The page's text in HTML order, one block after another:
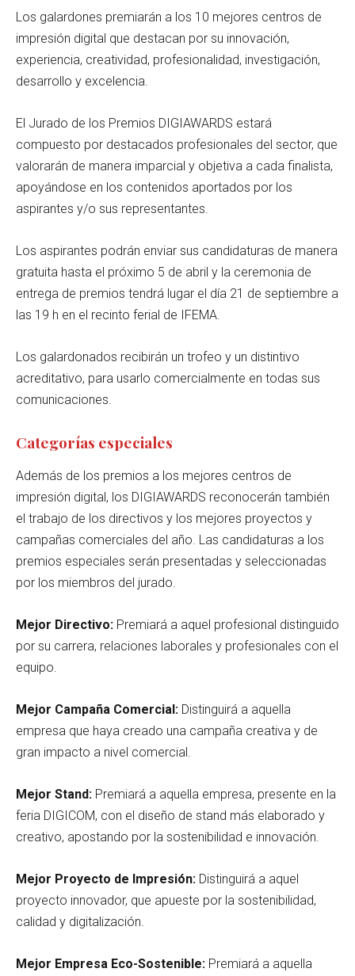
Los galardones premiarán a los 10 mejores centros de
impresión digital que destacan por su innovación,
experiencia, creatividad, profesionalidad, investigación,
desarrollo y excelencia.
El Jurado de los Premios DIGIAWARDS estará
compuesto por destacados profesionales del sector, que
valorarán de manera imparcial y objetiva a cada finalista,
apoyándose en los contenidos aportados por los
aspirantes y/o sus representantes.
Los aspirantes podrán enviar sus candidaturas de manera
gratuita hasta el próximo 5 de abril y la ceremonia de
entrega de premios tendrá lugar el día 21 de septiembre a
las 19 h en el recinto ferial de IFEMA.
Los galardonados recibirán un trofeo y un distintivo
acreditativo, para usarlo comercialmente en todas sus
comunicaciones.
Categorías especiales
Además de los premios a los mejores centros de
impresión digital, los DIGIAWARDS reconocerán también
el trabajo de los directivos y los mejores proyectos y
campañas comerciales del año. Las candidaturas a los
premios especiales serán presentadas y seleccionadas
por los miembros del jurado.
Mejor Directivo: Premiará a aquel profesional distinguido
por su carrera, relaciones laborales y profesionales con el
equipo.
Mejor Campaña Comercial: Distinguirá a aquella
empresa que haya creado una campaña creativa y de
gran impacto a nivel comercial.
Mejor Stand: Premiará a aquella empresa, presente en la
feria DIGICOM, con el diseño de stand más elaborado y
creativo, apostando por la sostenibilidad e innovación.
Mejor Proyecto de Impresión: Distinguirá a aquel
proyecto innovador, que apueste por la sostenibilidad,
calidad y digitalización.
Mejor Empresa Eco-Sostenible: Premiará a aquella